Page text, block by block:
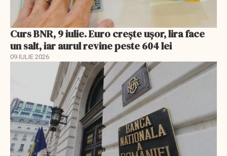
Curs BNR, 9 iulie. Euro crește ușor, lira face
un salt, iar aurul revine peste 604 lei
09 IULIE 2026